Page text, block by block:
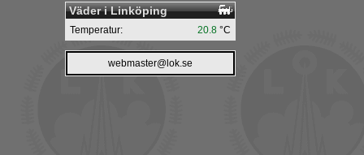
Väder i Linköping
20.8 °C
Temperatur:
webmaster@lok.se